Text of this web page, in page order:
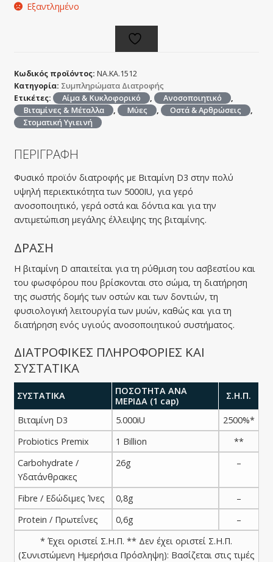
Εξαντλημένο
Κωδικός προϊόντος: NA.KA.1512
Κατηγορία: Συμπληρώματα Διατροφής
Ετικέτες:
Αίμα & Κυκλοφορικό , Ανοσοποιητικό
,
Βιταμίνες & Μέταλλα
, Μύες , Οστά & Αρθρώσεις
,
Στοματική Υγιεινή
ΠΕΡΙΓΡΑΦΗ
Φυσικό προϊόν διατροφής με Βιταμίνη D3 στην πολύ
υψηλή περιεκτικότητα των 5000IU, για γερό
ανοσοποιητικό, γερά οστά και δόντια και για την
αντιμετώπιση μεγάλης έλλειψης της βιταμίνης.
ΔΡΑΣΗ
Η βιταμίνη D απαιτείται για τη ρύθμιση του ασβεστίου και
του φωσφόρου που βρίσκονται στο σώμα, τη διατήρηση
της σωστής δομής των οστών και των δοντιών, τη
φυσιολογική λειτουργία των μυών, καθώς και για τη
διατήρηση ενός υγιούς ανοσοποιητικού συστήματος.
ΔΙΑΤΡΟΦΙΚΕΣ ΠΛΗΡΟΦΟΡΙΕΣ ΚΑΙ
ΣΥΣΤΑΤΙΚΑ
ΣΥΣΤΑΤΙΚΑ
ΠΟΣΟΤΗΤΑ ΑΝΑ
ΜΕΡΙΔΑ (1 cap)
Σ.Η.Π.
Βιταμίνη D3 5.000iU
2500%*
Probiotics Premix
1 Billion
**
Carbohydrate /
Υδατάνθρακες
26g –
Fibre / Eδώδιμες Ίνες 0,8g
–
Protein / Πρωτεΐνες
0,6g
–
* Έχει οριστεί Σ.Η.Π. ** Δεν έχει οριστεί Σ.Η.Π.
(Συνιστώμενη Ημερήσια Πρόσληψη): Βασίζεται στις τιμές